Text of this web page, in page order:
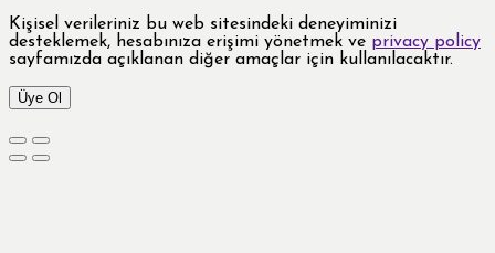
Kişisel verileriniz bu web sitesindeki deneyiminizi
desteklemek, hesabınıza erişimi yönetmek ve privacy policy
sayfamızda açıklanan diğer amaçlar için kullanılacaktır.
Üye Ol